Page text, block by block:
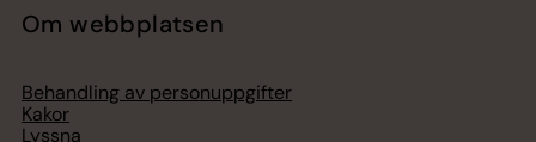
Om webbplatsen
Behandling av personuppgifter
Kakor
Lyssna